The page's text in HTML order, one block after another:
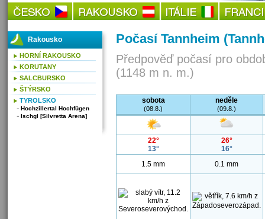
Počasí Tannheim
Předpověď počasí pro
(1148 m n. m.)
sobota
(08.8.)
neděle
(09.8.)
22°
13°
26°
16°
1.5 mm
0.1 mm
Rakousko
HORNÍ RAKOUSKO
KORUTANY
SALCBURSKO
ŠTÝRSKO
TYROLSKO
Hochzillertal Hochfügen
Ischgl [Silvretta Arena]